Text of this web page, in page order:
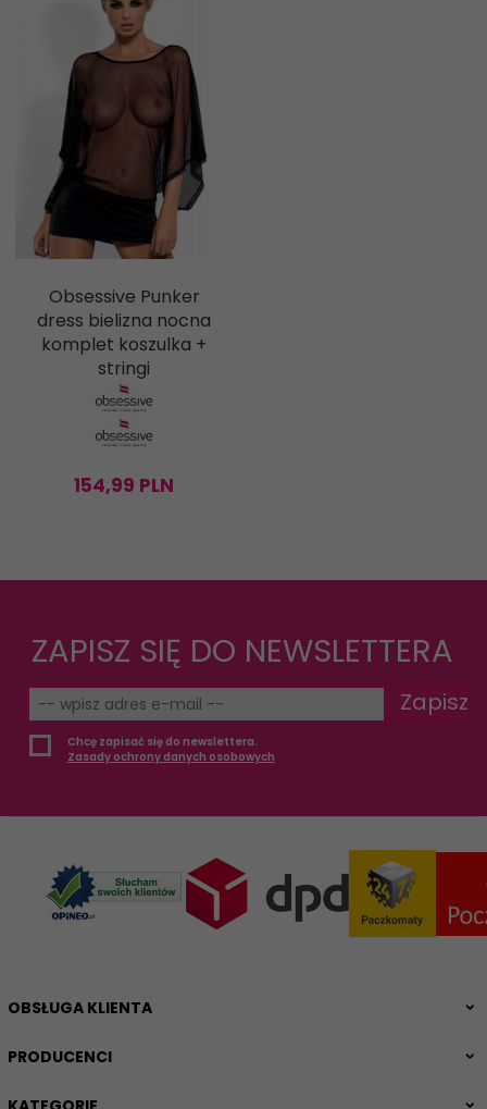
Obsessive Punker
dress bielizna nocna
komplet koszulka +
stringi
154,99 PLN
ZAPISZ SIĘ DO NEWSLETTERA
Zapisz
Chcę zapisać się do newslettera.
Zasady ochrony danych osobowych
OBSŁUGA KLIENTA
PRODUCENCI